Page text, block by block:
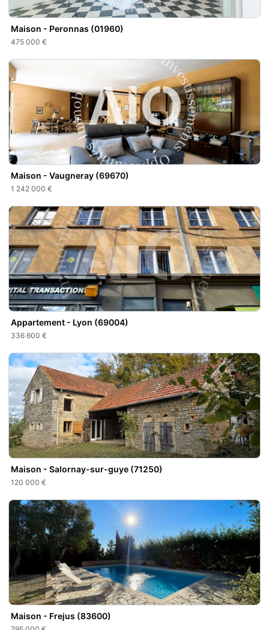
Maison - Peronnas (01960)
475 000 €
Maison - Vaugneray (69670)
1 242 000 €
Appartement - Lyon (69004)
336 600 €
Maison - Salornay-sur-guye (71250)
120 000 €
Maison - Frejus (83600)